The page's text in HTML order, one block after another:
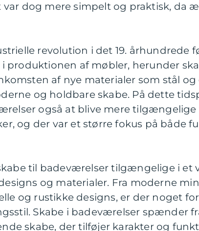
var dog mere simpelt og praktisk, da
revolution i det 19. århundrede
produktionen af møbler, herunder
af nye materialer som stål
og holdbare skabe. På dette
også at blive mere
og der var et større fokus på både
til badeværelser tilgængelige i et
og materialer. Fra moderne
og rustikke designs, er der noget
Skabe i badeværelser spænder
skabe, der tilføjer karakter og